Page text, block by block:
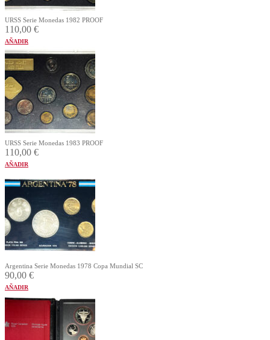
URSS Serie Monedas 1982 PROOF
110,00 €
AÑADIR
URSS Serie Monedas 1983 PROOF
110,00 €
AÑADIR
Argentina Serie Monedas 1978 Copa Mundial SC
90,00 €
AÑADIR